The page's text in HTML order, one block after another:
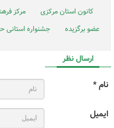
کانون استان مرکزی
مرکز
عضو برگزیده
جشنواره
ارسال نظر
نام *
ایمیل